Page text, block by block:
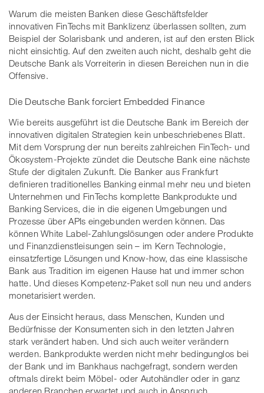
Warum die meisten Banken diese Geschäftsfelder
innovativen FinTechs mit Banklizenz überlassen sollten, zum
Beispiel der Solarisbank und anderen, ist auf den ersten Blick
nicht einsichtig. Auf den zweiten auch nicht, deshalb geht die
Deutsche Bank als Vorreiterin in diesen Bereichen nun in die
Offensive.
Die Deutsche Bank forciert Embedded Finance
Wie bereits ausgeführt ist die Deutsche Bank im Bereich der
innovativen digitalen Strategien kein unbeschriebenes Blatt.
Mit dem Vorsprung der nun bereits zahlreichen FinTech- und
Ökosystem-Projekte zündet die Deutsche Bank eine nächste
Stufe der digitalen Zukunft. Die Banker aus Frankfurt
definieren traditionelles Banking einmal mehr neu und bieten
Unternehmen und FinTechs komplette Bankprodukte und
Banking Services, die in die eigenen Umgebungen und
Prozesse über APIs eingebunden werden können. Das
können White Label-Zahlungslösungen oder andere Produkte
und Finanzdienstleisungen sein – im Kern Technologie,
einsatzfertige Lösungen und Know-how, das eine klassische
Bank aus Tradition im eigenen Hause hat und immer schon
hatte. Und dieses Kompetenz-Paket soll nun neu und anders
monetarisiert werden.
Aus der Einsicht heraus, dass Menschen, Kunden und
Bedürfnisse der Konsumenten sich in den letzten Jahren
stark verändert haben. Und sich auch weiter verändern
werden. Bankprodukte werden nicht mehr bedingunglos bei
der Bank und im Bankhaus nachgefragt, sondern werden
oftmals direkt beim Möbel- oder Autohändler oder in ganz
anderen Branchen erwartet und auch in Anspruch